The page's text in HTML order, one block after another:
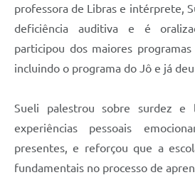
professora de Libras e intérprete,
deficiência auditiva e é
participou dos maiores
incluindo o programa do Jô e já deu
Sueli palestrou sobre surdez e
experiências pessoais
presentes, e reforçou que a
fundamentais no processo de